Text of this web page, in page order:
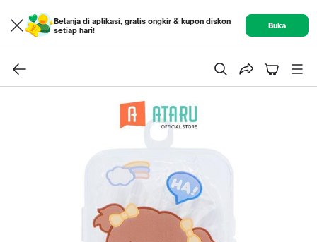
Belanja di aplikasi, gratis ongkir & kupon diskon
setiap hari!
Buka